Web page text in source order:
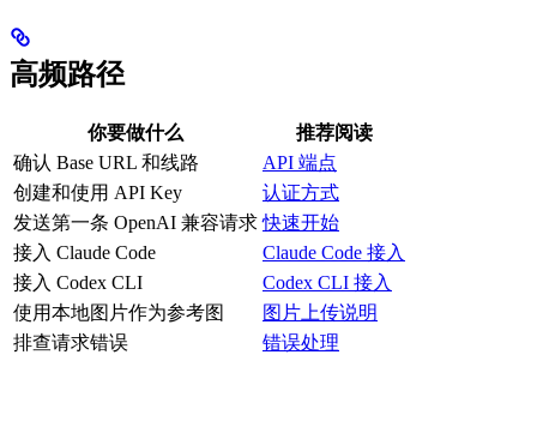
高频路径
你要做什么
推荐阅读
确认 Base URL 和线路
API 端点
创建和使用 API Key
认证方式
发送第一条 OpenAI 兼容请求 快速开始
接入 Claude Code
Claude Code 接入
接入 Codex CLI
Codex CLI 接入
使用本地图片作为参考图
图片上传说明
排查请求错误
错误处理